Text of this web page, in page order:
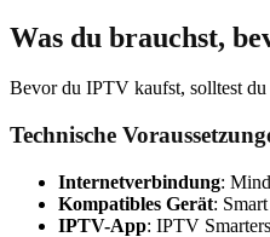
Was du brauchst,
Bevor du IPTV kaufst, solltest du
Technische
Internetverbindung:
Kompatibles Gerät:
IPTV-App: IPTV